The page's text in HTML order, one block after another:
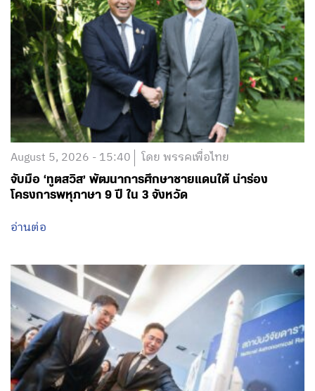
August 5, 2026 - 15:40 โดย พรรคเพื่อไทย
จับมือ ‘ทูตสวิส’ พัฒนาการศึกษาชายแดนใต้ นำร่อง
โครงการพหุภาษา 9 ปี ใน 3 จังหวัด
อ่านต่อ